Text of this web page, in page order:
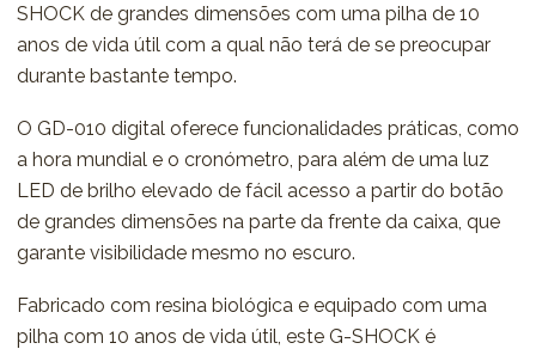
SHOCK de grandes dimensões com uma pilha de 10
anos de vida útil com a qual não terá de se preocupar
durante bastante tempo.
O GD-010 digital oferece funcionalidades práticas, como
a hora mundial e o cronómetro, para além de uma luz
LED de brilho elevado de fácil acesso a partir do botão
de grandes dimensões na parte da frente da caixa, que
garante visibilidade mesmo no escuro.
Fabricado com resina biológica e equipado com uma
pilha com 10 anos de vida útil, este G-SHOCK é